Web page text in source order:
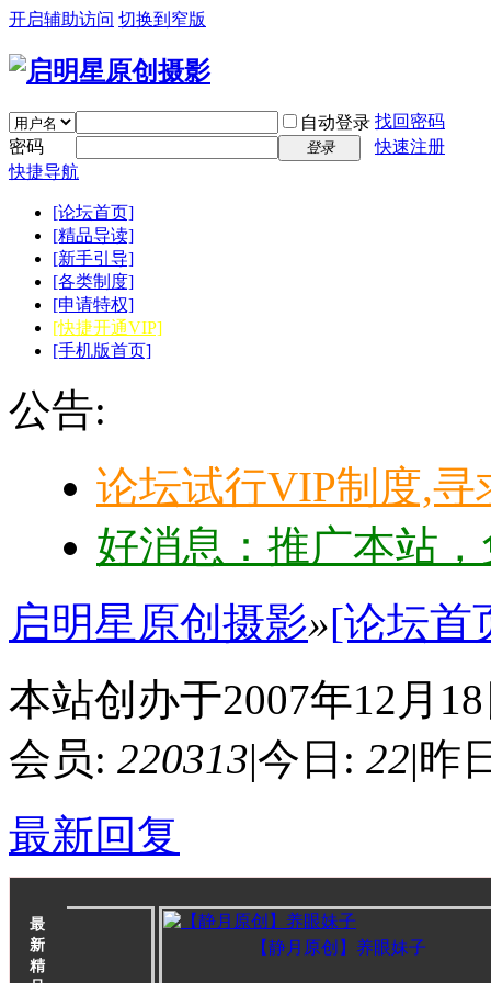
开启辅助访问 切换到窄版
自动登录 找回密码
密码
登录
快速注册
快捷导航
[论坛首页]
[精品导读]
[新手引导]
[各类制度]
[申请特权]
[快捷开通VIP]
[手机版首页]
公告:
论坛试行VIP制度,
好消息：推广本站
启明星原创摄影»[论坛首
本站创办于2007年12月
会员: 220313|今日: 22|昨
最新回复
最
新
精
【静月原创】养眼妹子